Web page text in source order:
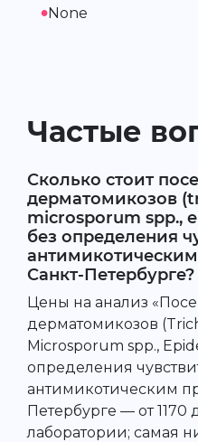
•None
Частые
Сколько стоит
дерматомикозов
microsporum spp.,
без определения
Санкт-Петербурге?
Цены на анализ
дерматомикозов
Microsporum spp.,
определения
антимикотическим
Петербурге — от 1170
лаборатории; самая